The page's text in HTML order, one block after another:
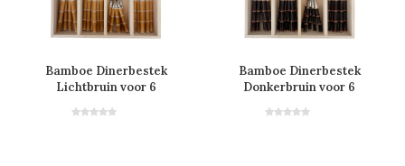
Bamboe Dinerbestek
Lichtbruin voor 6
Bamboe Dinerbestek
Donkerbruin voor 6